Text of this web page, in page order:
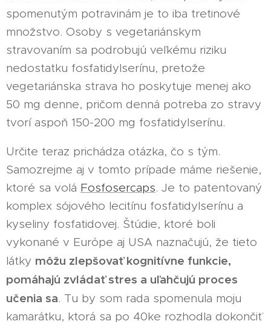
spomenutým potravinám je to iba tretinové
množstvo. Osoby s vegetariánskym
stravovaním sa podrobujú veľkému riziku
nedostatku fosfatidylserínu, pretože
vegetariánska strava ho poskytuje menej ako
50 mg denne, pričom denná potreba zo stravy
tvorí aspoň 150-200 mg fosfatidylserínu.
Určite teraz prichádza otázka, čo s tým.
Samozrejme aj v tomto prípade máme riešenie,
ktoré sa volá Fosfosercaps. Je to patentovaný
komplex sójového lecitínu fosfatidylserínu a
kyseliny fosfatidovej. Štúdie, ktoré boli
vykonané v Európe aj USA naznačujú, že tieto
látky môžu zlepšovať kognitívne funkcie,
pomáhajú zvládať stres a uľahčujú proces
učenia sa. Tu by som rada spomenula moju
kamarátku, ktorá sa po 40ke rozhodla dokončiť